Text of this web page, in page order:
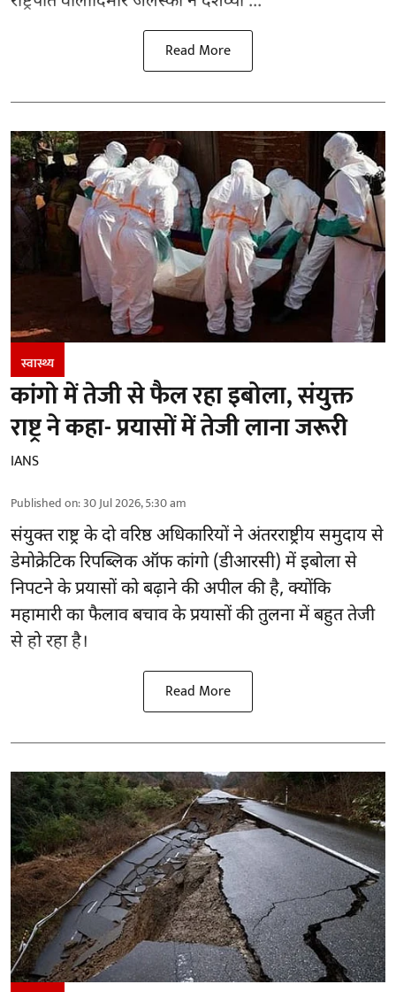
Read More
स्वास्थ्य
कांगो में तेजी से फैल रहा इबोला, संयुक्त
राष्ट्र ने कहा- प्रयासों में तेजी लाना जरूरी
IANS
Published on:30 Jul 2026, 5:30 am
संयुक्त राष्ट्र के दो वरिष्ठ अधिकारियों ने अंतरराष्ट्रीय समुदाय से
डेमोक्रेटिक रिपब्लिक ऑफ कांगो (डीआरसी) मेंइबोलासे
निपटने के प्रयासों को बढ़ाने की अपील की है, क्योंकि
महामारी का फैलाव बचाव के प्रयासों की तुलना में बहुत तेजी
से हो रहा है।
Read More